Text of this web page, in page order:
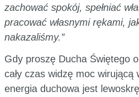
zachować spokój, spełniać
pracować własnymi rękami,
nakazaliśmy.”
Gdy proszę Ducha Świętego
cały czas widzę moc wirującą
energia duchowa jest